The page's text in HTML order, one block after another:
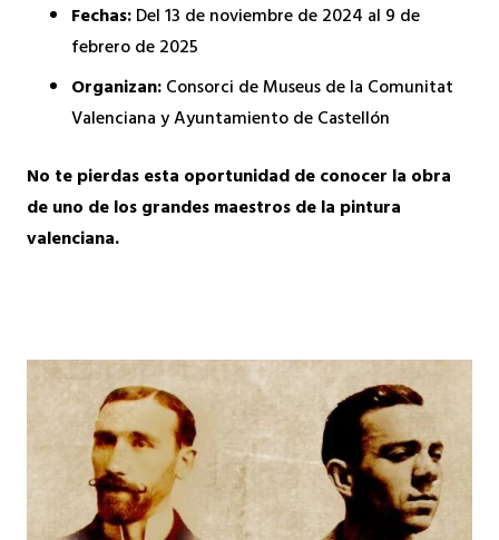
Fechas:Del 13 de noviembre de 2024 al 9 de
febrero de 2025
Organizan:Consorci de Museus de la Comunitat
Valenciana y Ayuntamiento de Castellón
No te pierdas esta oportunidad de conocer la obra
de uno de los grandes maestros de la pintura
valenciana.